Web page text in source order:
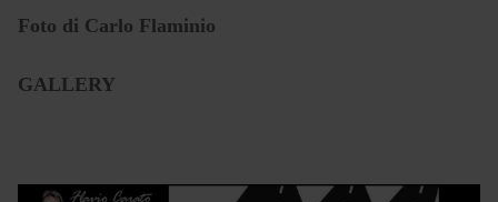
Foto di Carlo Flaminio
GALLERY